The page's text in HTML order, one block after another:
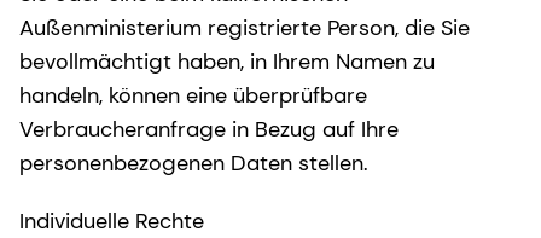
Außenministerium registrierte Person, die Sie
bevollmächtigt haben, in Ihrem Namen zu
handeln, können eine überprüfbare
Verbraucheranfrage in Bezug auf Ihre
personenbezogenen Daten stellen.
Individuelle Rechte